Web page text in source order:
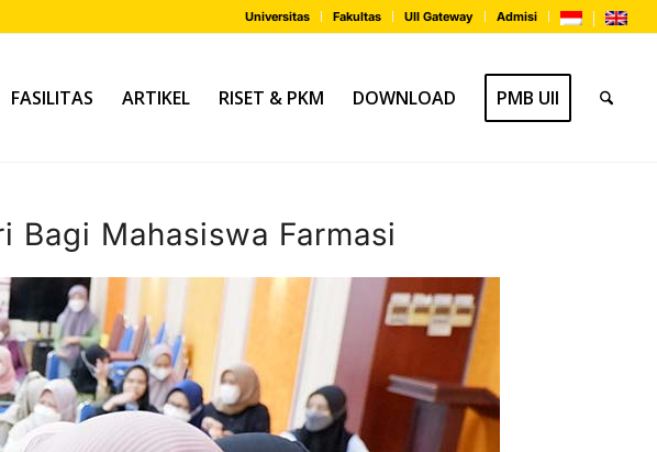
Universitas Fakultas UII Gateway Admisi
FASILITAS ARTIKEL RISET & PKM DOWNLOAD PMB UII
Bagi Mahasiswa Farmasi